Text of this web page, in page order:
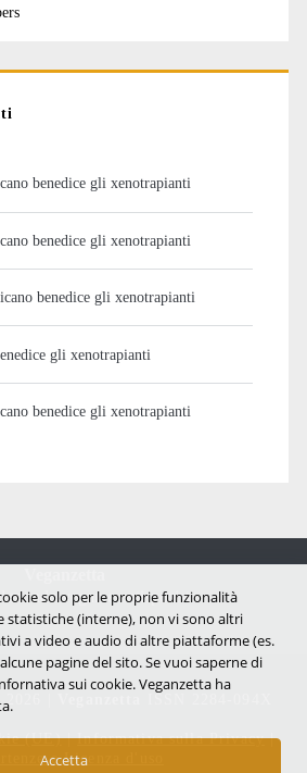
benedice gli xenotrapianti
benedice gli xenotrapianti
benedice gli xenotrapianti
gli xenotrapianti
benedice gli xenotrapianti
mondo vegan e antispecista
|
(UE)|Informativa sulla Privacy|
e Licenza d'uso
solo per le proprie funzionalità
statistiche (interne), non vi sono altri
a video e audio di altre piattaforme (es.
pagine del sito. Se vuoi saperne di
sui cookie. Veganzetta ha
Accetta